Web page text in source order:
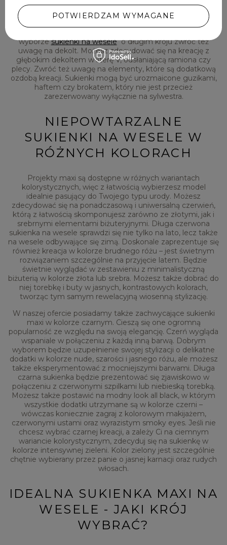
zakupem dokładnie sprawdź więc długość kreacji – dzięki
temu dowiesz się, dokąd będzie sięgała, kiedy będziesz
mieć włożone obuwie na obcasie. Jeśli okaże się, że
wyborzesukienki na weseleo długim kroju zwróć też
uwagę na dekolt. Możesz zdecydować się na kreację z
głębokim dekoltem w literę V, odsłaniającą ramiona czy
plecy. Zwróć też uwagę na elementy, które są dodatkową
ozdobą kreacji. Sukienki mogą być urozmaicone guzikami,
haftem czy brokatem, który nie jest przecież
zarezerwowany wyłącznie na sylwestra.
NIEPOWTARZALNE
SUKIENKI NA WESELE W
RÓŻNYCH KOLORACH
Projekty maxi są dostępne w różnych wariantach
kolorystycznych, więc z łatwością wybierzesz model
idealnie pasujący do Twojego typu urody. Możesz
zdecydować się na ponadczasową i uniwersalną czerwień,
którą z łatwością skomponujesz zarówno ze złotymi, jak i
srebrnymi elementami biżuteryjnymi. Długa czerwona
sukienka na wesele sprawdzi się nie tylko na lato, lecz także
na wesele odbywające się zimą. Doskonale zaprezentuje się
również kreacja w kolorze brudnego różu – jest świetnym
rozwiązaniem szczególnie na przyjęcie latem. Będzie
świetnie wyglądać w zestawieniu z minimalistyczną
biżuterią w kolorze złota lub srebra. Możesz także dobrać do
niej torebkę i buty w jasnych, kontrastowych kolorach,
tworząc tym samym rewelacyjną wiosenną stylizację.
W naszej ofercie posiadamy także zachwycające sukienki
maxi w kolorze czarnym. Cieszą się one ogromną
popularność ze względu na swoją elegancję. Czerń wygląda
wspaniale w połączeniu z każdą inną barwą. Dobrym
wyborem będzie uzupełnienie swojej stylizacji o delikatne
dodatki w kolorze nude, szarości i jasnego różu, ale możesz
także eksperymentować z mocniejszymi barwami. Długa
czarna sukienka będzie prezentować się zjawiskowo w
połączeniu z czerwonymi szpilkami lub niebieską torebką.
Możesz także postawić na modny look all black, w którym
wszystkie dodatki utrzymane są w kolorze czerni –
wówczas koniecznie zagraj z kolorowym makijażem,
czerwonymi ustami oraz wyrazistym smoky eyes. Jeśli nie
chcesz wybrać czarnej kreacji, a zależy Ci na ciemnym
wariancie kolorystycznym, zdecyduj się na sukienkę w
kolorze intensywnej zieleni. Kolor zielony jest szczególnie
chętnie wybierany przez panie o jasnej karnacji oraz rudych
włosach.
IDEALNA SUKIENKA MAXI NA
WESELE - JAKI KRÓJ
WYBRAĆ?
POTWIERDZAM WYMAGANE